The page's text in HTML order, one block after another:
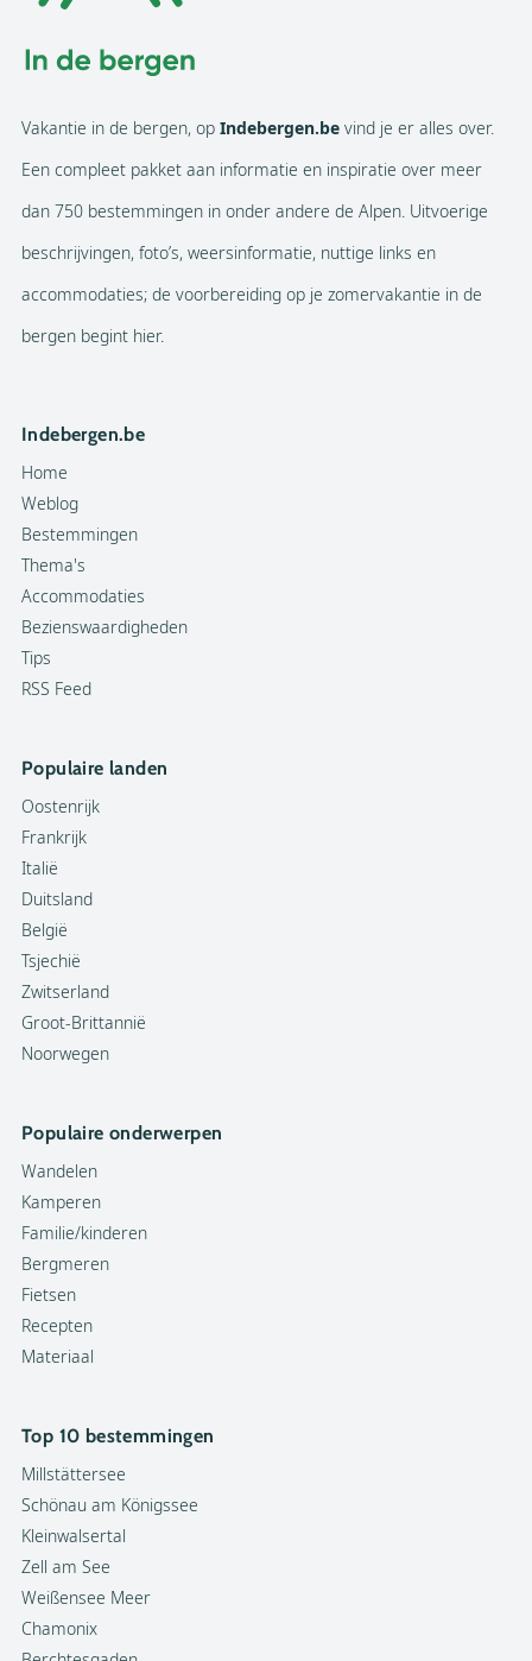
Vakantie in de bergen, op Indebergen.be vind je er alles over.
Een compleet pakket aan informatie en inspiratie over meer
dan 750 bestemmingen in onder andere de Alpen. Uitvoerige
beschrijvingen, foto’s, weersinformatie, nuttige links en
accommodaties; de voorbereiding op je zomervakantie in de
bergen begint hier.
Indebergen.be
Home
Weblog
Bestemmingen
Thema's
Accommodaties
Bezienswaardigheden
Tips
RSS Feed
Populaire landen
Oostenrijk
Frankrijk
Italië
Duitsland
België
Tsjechië
Zwitserland
Groot-Brittannië
Noorwegen
Populaire onderwerpen
Wandelen
Kamperen
Familie/kinderen
Bergmeren
Fietsen
Recepten
Materiaal
Top 10 bestemmingen
Millstättersee
Schönau am Königssee
Kleinwalsertal
Zell am See
Weißensee Meer
Chamonix